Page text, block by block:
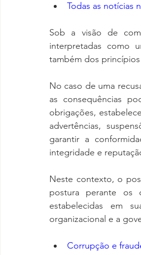
Todas as notícias
Sob a visão de
interpretadas como
também dos
No caso de uma
as consequências
obrigações,
advertências,
garantir a
integridade e
Neste contexto, o
postura perante os
estabelecidas em
organizacional e a
Corrupção e